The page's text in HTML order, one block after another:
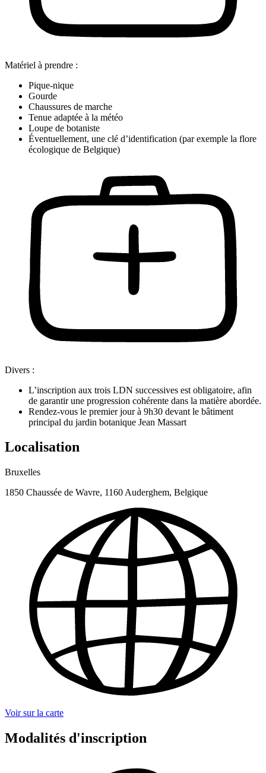
Matériel à prendre :
Pique-nique
Gourde
Chaussures de marche
Tenue adaptée à la météo
Loupe de botaniste
Éventuellement, une clé d’identification (par exemple la flore
écologique de Belgique)
Divers :
L’inscription aux trois LDN successives est obligatoire, afin
de garantir une progression cohérente dans la matière abordée.
Rendez-vous le premier jour à 9h30 devant le bâtiment
principal du jardin botanique Jean Massart
Localisation
Bruxelles
1850 Chaussée de Wavre, 1160 Auderghem, Belgique
Voir sur la carte
Modalités d'inscription